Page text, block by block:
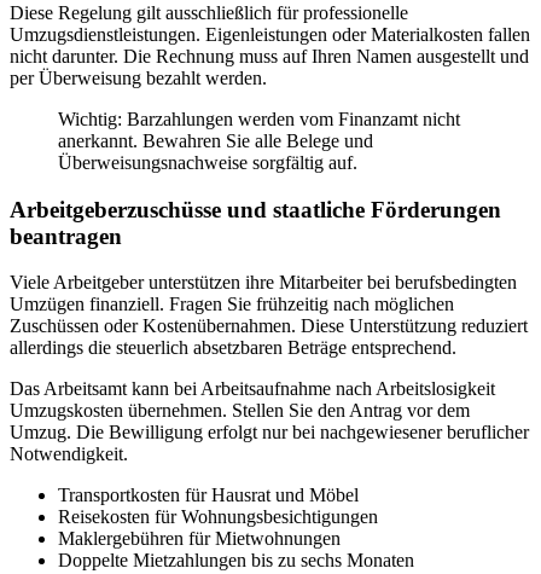
Diese Regelung gilt ausschließlich für professionelle
Umzugsdienstleistungen. Eigenleistungen oder Materialkosten fallen
nicht darunter. Die Rechnung muss auf Ihren Namen ausgestellt und
per Überweisung bezahlt werden.
Wichtig: Barzahlungen werden vom Finanzamt nicht
anerkannt. Bewahren Sie alle Belege und
Überweisungsnachweise sorgfältig auf.
Arbeitgeberzuschüsse und staatliche Förderungen
beantragen
Viele Arbeitgeber unterstützen ihre Mitarbeiter bei berufsbedingten
Umzügen finanziell. Fragen Sie frühzeitig nach möglichen
Zuschüssen oder Kostenübernahmen. Diese Unterstützung reduziert
allerdings die steuerlich absetzbaren Beträge entsprechend.
Das Arbeitsamt kann bei Arbeitsaufnahme nach Arbeitslosigkeit
Umzugskosten übernehmen. Stellen Sie den Antrag vor dem
Umzug. Die Bewilligung erfolgt nur bei nachgewiesener beruflicher
Notwendigkeit.
Transportkosten für Hausrat und Möbel
Reisekosten für Wohnungsbesichtigungen
Maklergebühren für Mietwohnungen
Doppelte Mietzahlungen bis zu sechs Monaten